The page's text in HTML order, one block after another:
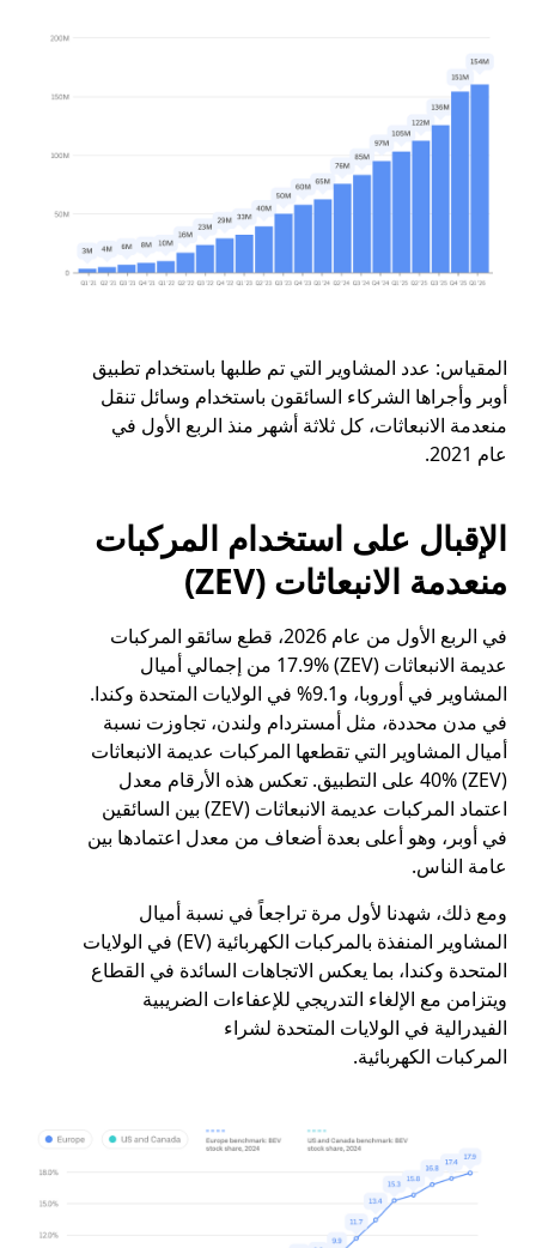
المقياس: عدد المشاوير التي تم طلبها باستخدام تطبيق
أوبر وأجراها الشركاء السائقون باستخدام وسائل تنقل
منعدمة الانبعاثات، كل ثلاثة أشهر منذ الربع الأول في
عام 2021.
الإقبال على استخدام المركبات
منعدمة الانبعاثات (ZEV)
في الربع الأول من عام 2026، قطع سائقو المركبات
عديمة الانبعاثات (ZEV) 17.9% من إجمالي أميال
المشاوير في أوروبا، و9.1% في الولايات المتحدة وكندا.
في مدن محددة، مثل أمستردام ولندن، تجاوزت نسبة
أميال المشاوير التي تقطعها المركبات عديمة الانبعاثات
(ZEV) 40% على التطبيق. تعكس هذه الأرقام معدل
اعتماد المركبات عديمة الانبعاثات (ZEV) بين السائقين
في أوبر، وهو أعلى بعدة أضعاف من معدل اعتمادها بين
عامة الناس.
ومع ذلك، شهدنا لأول مرة تراجعاً في نسبة أميال
المشاوير المنفذة بالمركبات الكهربائية (EV) في الولايات
المتحدة وكندا، بما يعكس الاتجاهات السائدة في القطاع
ويتزامن مع الإلغاء التدريجي للإعفاءات الضريبية
الفيدرالية في الولايات المتحدة لشراء
المركبات الكهربائية.